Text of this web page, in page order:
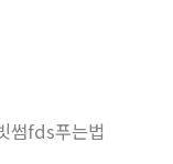
썸fds푸는법